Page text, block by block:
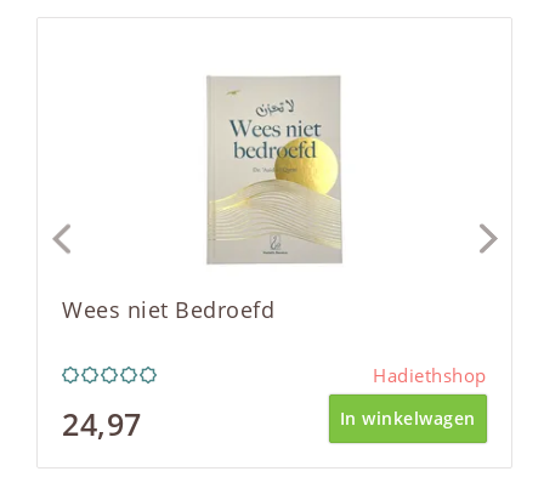
Wees niet Bedroefd
Hadiethshop
24,97 In winkelwagen